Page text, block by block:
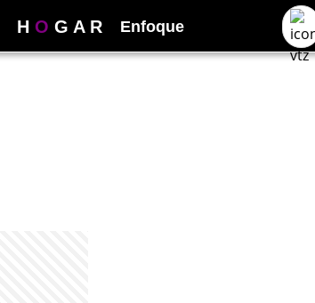
H O G A R Enfoque